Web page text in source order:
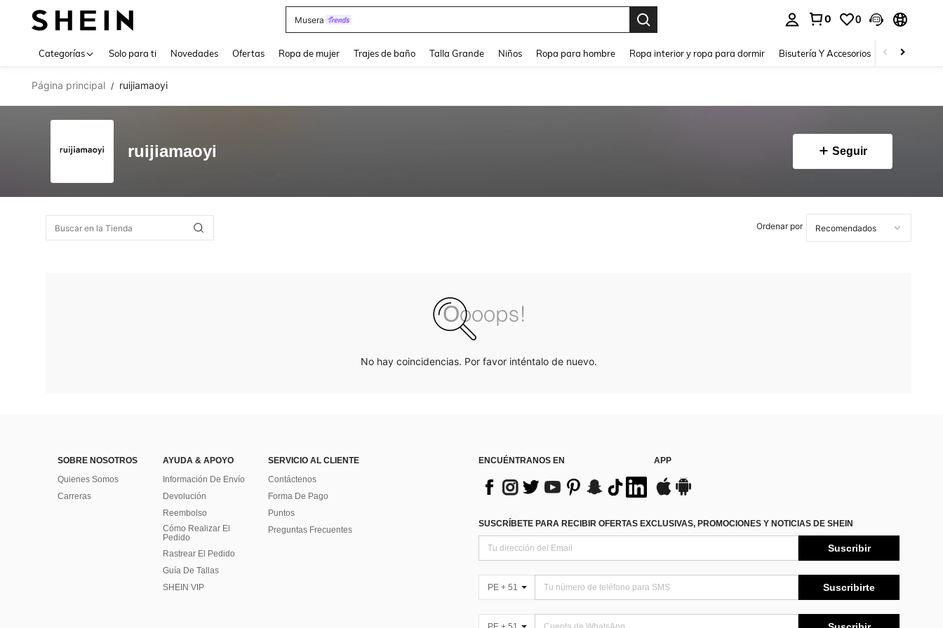
Musera
0 0
Categorías Solo para ti Novedades Ofertas Ropa de mujer Trajes de baño Talla Grande Niños Ropa para hombre Ropa interior y ropa para dormir Bisutería Y Accesorios Zapatos
Página principal / ruijiamaoyi
ruijiamaoyi Seguir
Ordenar por
No hay coincidencias. Por favor inténtalo de nuevo.
SOBRE NOSOTROS
Quienes Somos
Carreras
AYUDA & APOYO
Información De Envío
Devolución
Reembolso
Cómo Realizar El
Pedido
Rastrear El Pedido
Guía De Tallas
SHEIN VIP
SERVICIO AL CLIENTE
Contáctenos
Forma De Pago
Puntos
Preguntas Frecuentes
ENCUÉNTRANOS EN APP
SUSCRÍBETE PARA RECIBIR OFERTAS EXCLUSIVAS, PROMOCIONES Y NOTICIAS DE SHEIN
Suscribir
PE + 51 Suscribirte